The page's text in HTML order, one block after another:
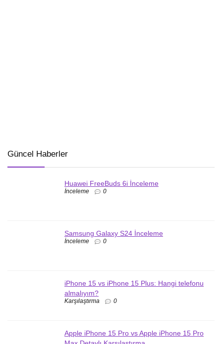
Güncel Haberler
Huawei FreeBuds 6i İnceleme
İnceleme 0
Samsung Galaxy S24 İnceleme
İnceleme 0
iPhone 15 vs iPhone 15 Plus: Hangi telefonu
almalıyım?
Karşılaştırma 0
Apple iPhone 15 Pro vs Apple iPhone 15 Pro